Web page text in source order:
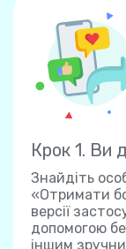
Крок 1. Ви
Знайдіть
«Отримати
версії
допомогою
іншим